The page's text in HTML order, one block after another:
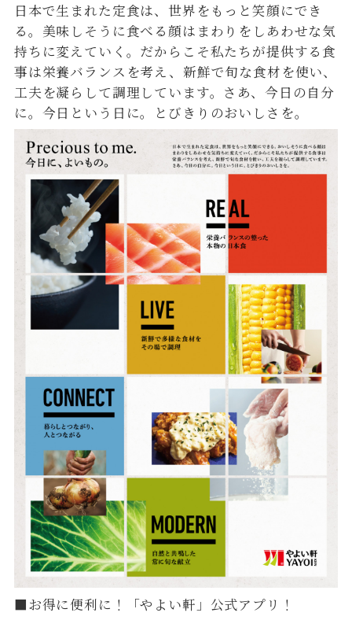
日本で生まれた定食は、世界をもっと笑顔にでき
る。美味しそうに食べる顔はまわりをしあわせな気
持ちに変えていく。だからこそ私たちが提供する食
事は栄養バランスを考え、新鮮で旬な食材を使い、
工夫を凝らして調理しています。さあ、今日の自分
に。今日という日に。とびきりのおいしさを。
■お得に便利に！「やよい軒」公式アプリ！